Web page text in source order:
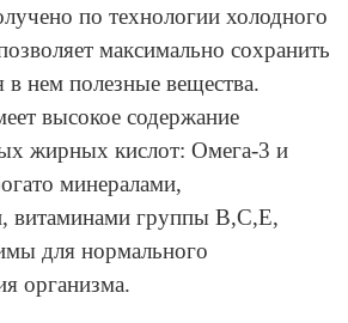
по технологии холодного
максимально сохранить
в нем полезные вещества.
высокое содержание
жирных кислот: Омега-3 и
минералами,
витаминами группы В,С,Е,
для нормального
организма.